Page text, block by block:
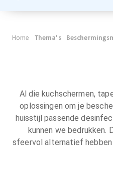
Home Thema's
Al die kuchschermen,
oplossingen om je
huisstijl passende
kunnen we bedrukken.
sfeervol alternatief hebben